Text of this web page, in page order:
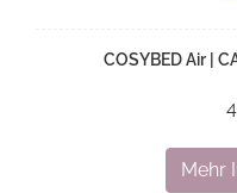
COSYBED Air |
Mehr